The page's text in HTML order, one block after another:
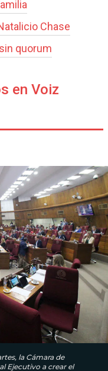
Chase
sin quorum
en Voiz
la Cámara de
Ejecutivo a crear el